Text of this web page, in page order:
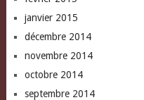
janvier 2015
décembre 2014
novembre 2014
octobre 2014
septembre 2014